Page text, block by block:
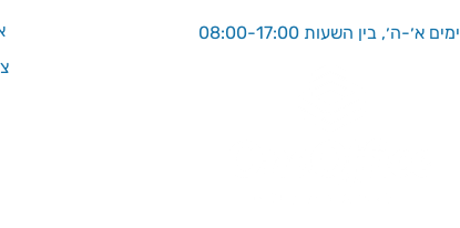
ימים א׳-ה׳, בין השעות 08:00-17:00